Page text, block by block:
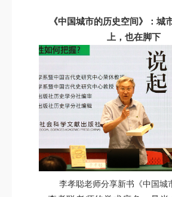
《中国城市的历史空间》：城
上，也在脚下
李孝聪老师分享新书《中国城